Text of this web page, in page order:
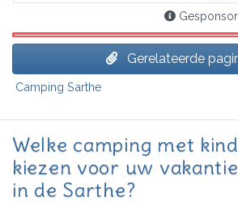
Gerelateerde
Camping Sarthe
Welke camping met
kiezen voor uw vakantie
in de Sarthe?